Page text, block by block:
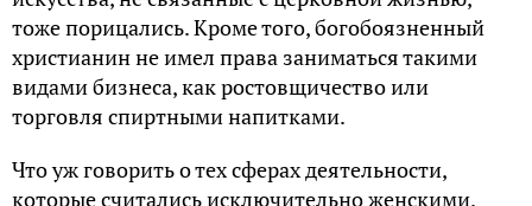
тоже порицались. Кроме того, богобоязненный
христианин не имел права заниматься такими
видами бизнеса, как ростовщичество или
торговля спиртными напитками.
Что уж говорить о тех сферах деятельности,
которые считались исключительно женскими.